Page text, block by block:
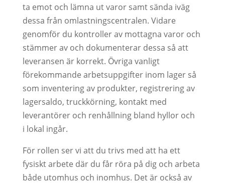
ta emot och lämna ut varor samt sända iväg
dessa från omlastningscentralen. Vidare
genomför du kontroller av mottagna varor och
stämmer av och dokumenterar dessa så att
leveransen är korrekt. Övriga vanligt
förekommande arbetsuppgifter inom lager så
som inventering av produkter, registrering av
lagersaldo, truckkörning, kontakt med
leverantörer och renhållning bland hyllor och
i lokal ingår.
För rollen ser vi att du trivs med att ha ett
fysiskt arbete där du får röra på dig och arbeta
både utomhus och inomhus. Det är också av